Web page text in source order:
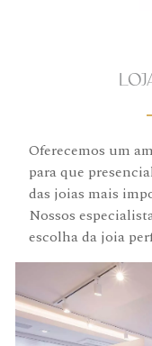
Oferecemos um
para que
das joias mais
Nossos
escolha da joia